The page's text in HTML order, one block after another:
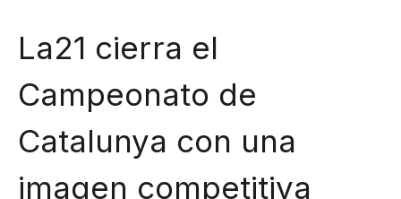
La21 cierra el
Campeonato de
Catalunya con una
imagen competitiva